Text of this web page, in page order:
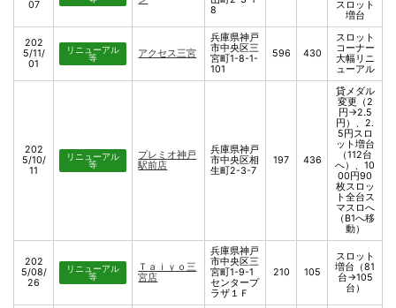
07
8
スロット
増台
202
5/11/
01
リニューアル
等
アクセス三宮
兵庫県神戸
市中央区三
宮町1-8-1-
101
596 430
スロット
コーナー
大幅リニ
ューアル
202
5/10/
11
リニューアル
等
プレミオ神戸
駅前店
兵庫県神戸
市中央区相
生町2-3-7
197 436
貸メダル
変更（2
円→2.5
円）、2.
5円スロ
ット増台
（112台
へ）、10
00円90
枚スロッ
ト全台ス
マスロへ
（B1へ移
動）
202
5/08/
26
リニューアル
等
Ｔａｉｙｏ三
宮店
兵庫県神戸
市中央区三
宮町1-9-1
センタープ
ラザ１Ｆ
210 105
スロット
増台（81
台→105
台）